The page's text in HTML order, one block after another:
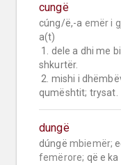
cungë
cúng/ë,-a emër i
a(t)
shkurtër.
qumështit; trysat.
dungë
dúngë mbiemër;
femërore; që e